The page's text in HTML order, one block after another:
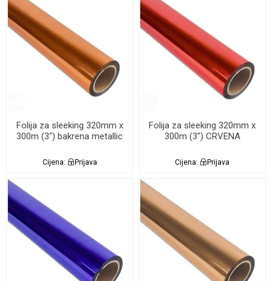
Folija za sleeking 320mm x
300m (3") bakrena metallic
Cijena: Prijava
Folija za sleeking 320mm x
300m (3") CRVENA
Cijena: Prijava